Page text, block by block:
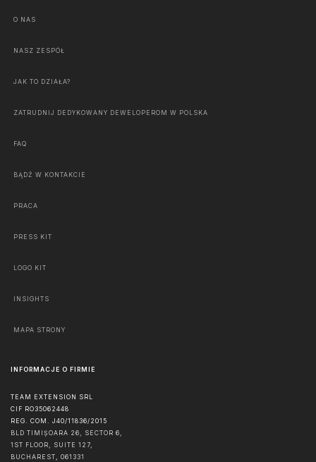
O NAS
NASZ ZESPÓŁ
JAK TO DZIAŁA?
ZATRUDNIJ DEDYKOWANY DEWELOPEROM W POLSKA
FAQ
BĄDŹ W KONTAKCIE
PRACA
PRESS KIT
LOGO KIT
INSIGHTS
MAPA STRONY
INFORMACJE O FIRMIE
TEAM EXTENSION SRL
CIF RO35062448
REG. COM. J40/11836/2015
BLD TIMIȘOARA 26, SECTOR 6,
1ST FLOOR, SUITE 127,
BUCHAREST, 061331